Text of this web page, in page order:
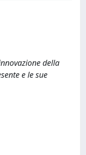
della
e le sue